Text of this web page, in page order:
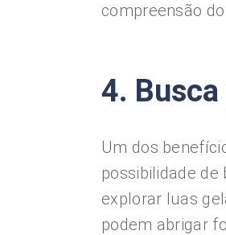
compreensão
4.
Um dos
possibilidade de
explorar luas
podem abrigar